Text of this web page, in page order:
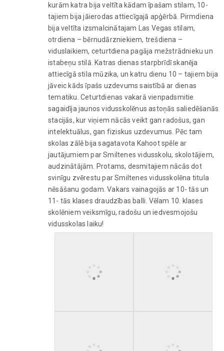
kurām katra bija veltīta kādam īpašam stilam, 10-
tajiem bija jāierodas attiecīgajā apģērbā. Pirmdiena
bija veltīta izsmalcinātajam Las Vegas stilam,
otrdiena – bērnudārzniekiem, trešdiena –
viduslaikiem, ceturtdiena pagāja mežstrādnieku un
istabeņu stilā. Katras dienas starpbrīdī skanēja
attiecīgā stila mūzika, un katru dienu 10 – tajiem bija
jāveic kāds īpašs uzdevums saistībā ar dienas
tematiku. Ceturtdienas vakarā vienpadsmitie
sagaidīja jaunos vidusskolēnus astoņās saliedēšanās
stacijās, kur viņiem nācās veikt gan radošus, gan
intelektuālus, gan fiziskus uzdevumus. Pēc tam
skolas zālē bija sagatavota Kahoot spēle ar
jautājumiem par Smiltenes vidusskolu, skolotājiem,
audzinātājām. Protams, desmitajiem nācās dot
svinīgu zvērestu par Smiltenes vidusskolēna titula
nēsāšanu godam. Vakars vainagojās ar 10- tās un
11- tās klases draudzības balli. Vēlam 10. klases
skolēniem veiksmīgu, radošu un iedvesmojošu
vidusskolas laiku!